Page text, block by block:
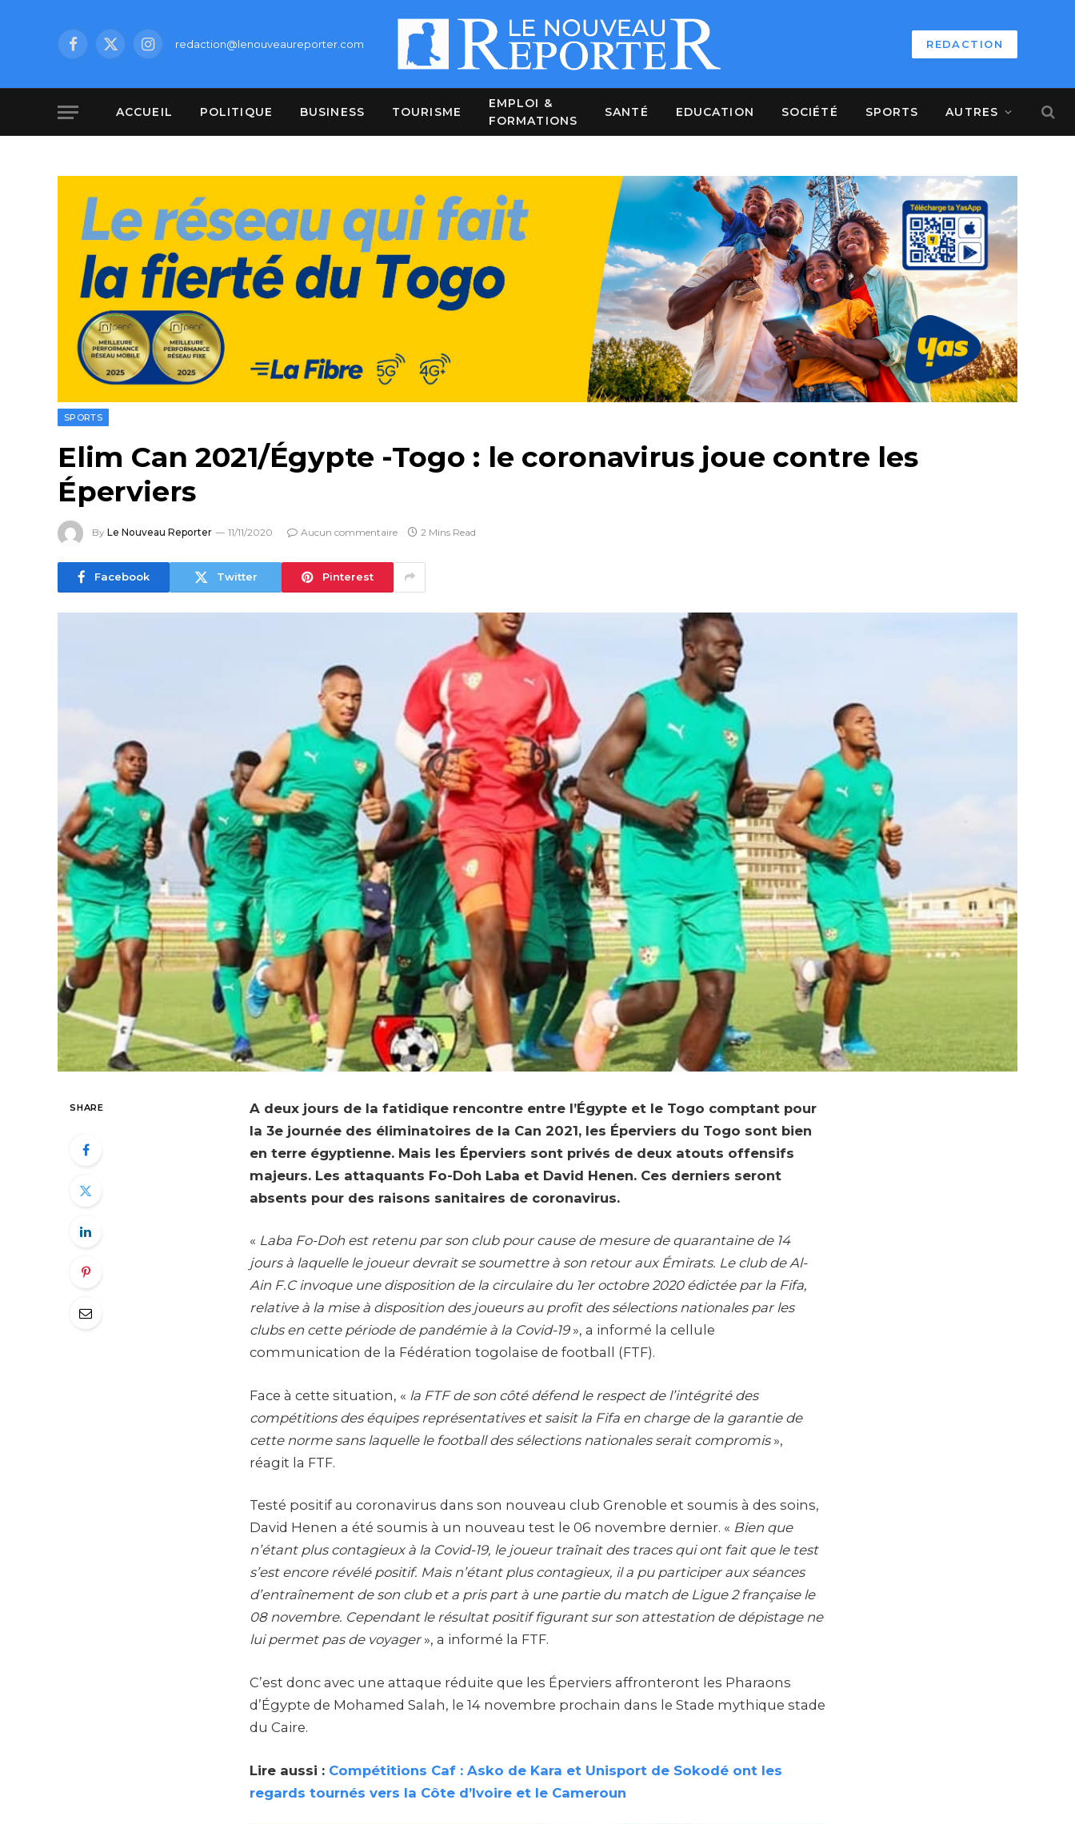
Facebook
X
Instagramredaction@lenouveaureporter.com REDACTION
ACCUEIL POLITIQUE BUSINESS TOURISME
EMPLOI &
FORMATIONS
SANTÉ EDUCATION SOCIÉTÉ SPORTS AUTRES
SPORTS
Elim Can 2021/Égypte -Togo : le coronavirus joue contre les
Éperviers
By Le Nouveau Reporter 11/11/2020 Aucun commentaire 2 Mins Read
Facebook Twitter Pinterest
SHARE
A deux jours de la fatidique rencontre entre l’Égypte et le Togo comptant pour
la 3e journée des éliminatoires de la Can 2021, les Éperviers du Togo sont bien
en terre égyptienne. Mais les Éperviers sont privés de deux atouts offensifs
majeurs. Les attaquants Fo-Doh Laba et David Henen. Ces derniers seront
absents pour des raisons sanitaires de coronavirus.
« Laba Fo-Doh est retenu par son club pour cause de mesure de quarantaine de 14
jours à laquelle le joueur devrait se soumettre à son retour aux Émirats. Le club de Al-
Ain F.C invoque une disposition de la circulaire du 1er octobre 2020 édictée par la Fifa,
relative à la mise à disposition des joueurs au profit des sélections nationales par les
clubs en cette période de pandémie à la Covid-19», a informé la cellule
communication de la Fédération togolaise de football (FTF).
Face à cette situation, « la FTF de son côté défend le respect de l’intégrité des
compétitions des équipes représentatives et saisit la Fifa en charge de la garantie de
cette norme sans laquelle le football des sélections nationales serait compromis»,
réagit la FTF.
Testé positif au coronavirus dans son nouveau club Grenoble et soumis à des soins,
David Henen a été soumis à un nouveau test le 06 novembre dernier. « Bien que
n’étant plus contagieux à la Covid-19, le joueur traînait des traces qui ont fait que le test
s’est encore révélé positif. Mais n’étant plus contagieux, il a pu participer aux séances
d’entraînement de son club et a pris part à une partie du match de Ligue 2 française le
08 novembre. Cependant le résultat positif figurant sur son attestation de dépistage ne
lui permet pas de voyager», a informé la FTF.
C’est donc avec une attaque réduite que les Éperviers affronteront les Pharaons
d’Égypte de Mohamed Salah, le 14 novembre prochain dans le Stade mythique stade
du Caire.
Lire aussi : Compétitions Caf : Asko de Kara et Unisport de Sokodé ont les
regards tournés vers la Côte d’Ivoire et le Cameroun